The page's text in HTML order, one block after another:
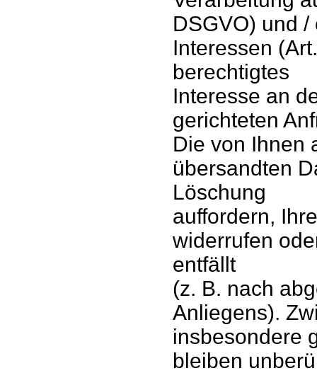
DSGVO) und
Interessen
berechtigtes
Interesse an
gerichteten
Die von Ihnen
übersandten
Löschung
auffordern,
widerrufen
entfällt
(z. B. nach
Anliegens).
insbesondere
bleiben